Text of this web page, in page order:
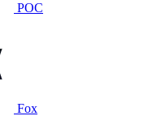
POC
Fox